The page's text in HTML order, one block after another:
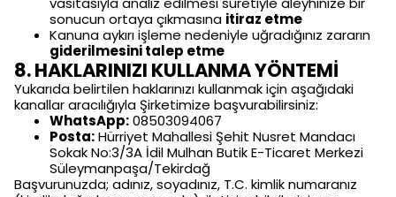
sonucun ortaya çıkmasına itiraz etme
Kanuna aykırı işleme nedeniyle uğradığınız zararın
giderilmesini talep etme
8. HAKLARINIZI KULLANMA YÖNTEMİ
Yukarıda belirtilen haklarınızı kullanmak için aşağıdaki
kanallar aracılığıyla Şirketimize başvurabilirsiniz:
WhatsApp:08503094067
Posta:Hürriyet Mahallesi Şehit Nusret Mandacı
Sokak No:3/3A İdil Mulhan Butik E-Ticaret Merkezi
Süleymanpaşa/Tekirdağ
Başvurunuzda; adınız, soyadınız, T.C. kimlik numaranız